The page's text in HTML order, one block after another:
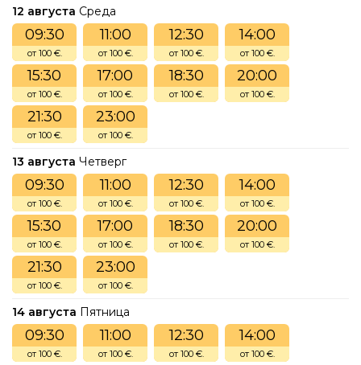
12 августа Среда
09:30
от 100 €.
11:00
от 100 €.
12:30
от 100 €.
14:00
от 100 €.
15:30
от 100 €.
17:00
от 100 €.
18:30
от 100 €.
20:00
от 100 €.
21:30
от 100 €.
23:00
от 100 €.
13 августа Четверг
09:30
от 100 €.
11:00
от 100 €.
12:30
от 100 €.
14:00
от 100 €.
15:30
от 100 €.
17:00
от 100 €.
18:30
от 100 €.
20:00
от 100 €.
21:30
от 100 €.
23:00
от 100 €.
14 августа Пятница
09:30
от 100 €.
11:00
от 100 €.
12:30
от 100 €.
14:00
от 100 €.